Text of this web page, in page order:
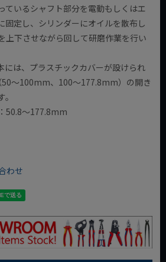
ているシャフト部分を電動もしくはエ
固定し、シリンダーにオイルを散布し
上下させながら回して研磨作業を行い
には、プラスチックカバーが設けられ
50～100mm、100～177.8mm）の開き
50.8～177.8mm
わせ